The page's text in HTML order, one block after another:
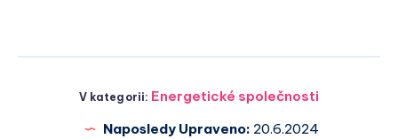
V kategorii: Energetické společnosti
Naposledy Upraveno: 20.6.2024